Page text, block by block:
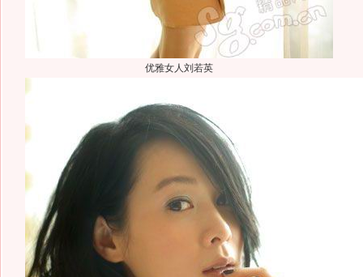
优雅女人刘若英